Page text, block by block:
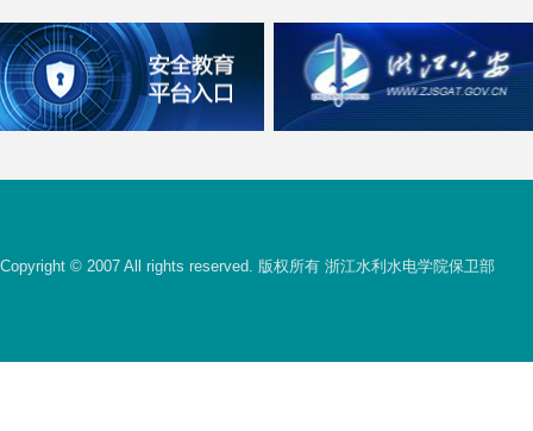
Copyright © 2007 All rights reserved. 版权所有 浙江水利水电学院保卫部